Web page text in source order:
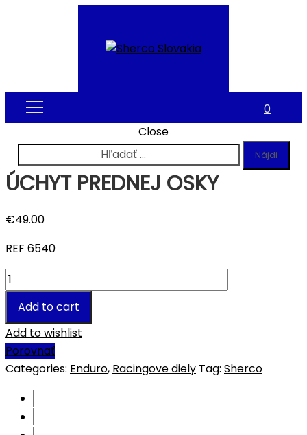
0
Close
Hľadať:
ÚCHYT PREDNEJ OSKY
€49.00
REF 6540
Quantity
Add to cart
Add to wishlist
Porovnať
Categories: Enduro, Racingove diely Tag: Sherco